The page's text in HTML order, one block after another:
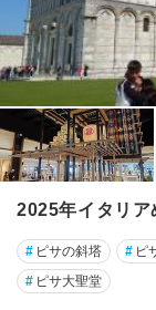
ド
ッ
ツ
ァ
バ
ジ
リ
ー
タ
州
2025年イタリア
# ピサの斜塔 # ピ
# ピサ大聖堂